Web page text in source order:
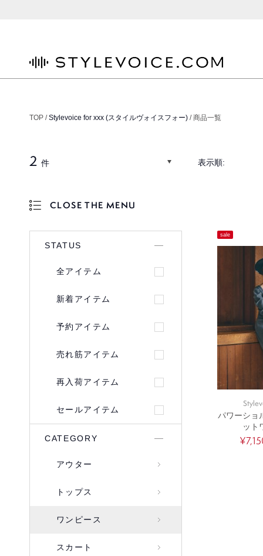
TOP /Stylevoice for xxx (スタイルヴォイスフォー) / 商品一覧
2 件 表示順:
CLOSE THE MENU
STATUS
全アイテム
新着アイテム
予約アイテム
売れ筋アイテム
再入荷アイテム
セールアイテム
CATEGORY
アウター
トップス
ワンピース
スカート
sale
パワーショ
ット